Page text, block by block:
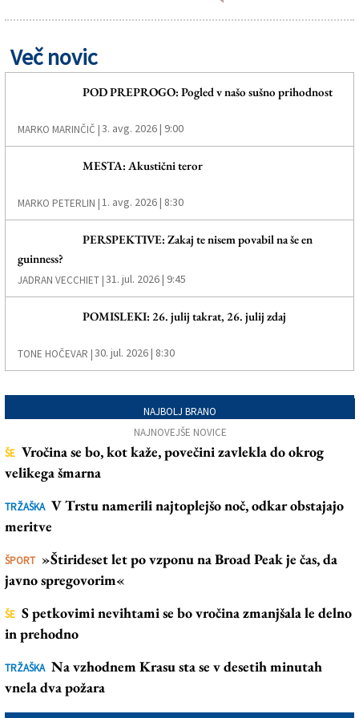
Več novic
POD PREPROGO: Pogled v našo sušno prihodnost
MARKO MARINČIČ |3. avg. 2026 | 9:00
MESTA: Akustični teror
MARKO PETERLIN |1. avg. 2026 | 8:30
PERSPEKTIVE: Zakaj te nisem povabil na še en
guinness?
JADRAN VECCHIET |31. jul. 2026 | 9:45
POMISLEKI: 26. julij takrat, 26. julij zdaj
TONE HOČEVAR |30. jul. 2026 | 8:30
NAJBOLJ BRANO
NAJNOVEJŠE NOVICE
ŠE Vročina se bo, kot kaže, povečini zavlekla do okrog
velikega šmarna
TRŽAŠKA V Trstu namerili najtoplejšo noč, odkar obstajajo
meritve
ŠPORT »Štirideset let po vzponu na Broad Peak je čas, da
javno spregovorim«
ŠE S petkovimi nevihtami se bo vročina zmanjšala le delno
in prehodno
TRŽAŠKA Na vzhodnem Krasu sta se v desetih minutah
vnela dva požara